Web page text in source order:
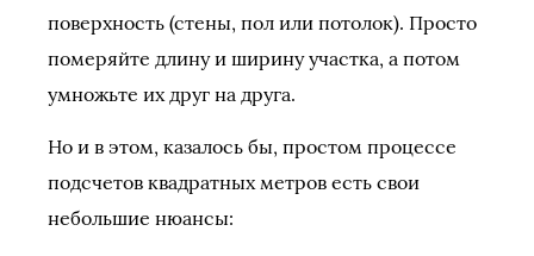
поверхность (стены, пол или потолок). Просто
померяйте длину и ширину участка, а потом
умножьте их друг на друга.
Но и в этом, казалось бы, простом процессе
подсчетов квадратных метров есть свои
небольшие нюансы: